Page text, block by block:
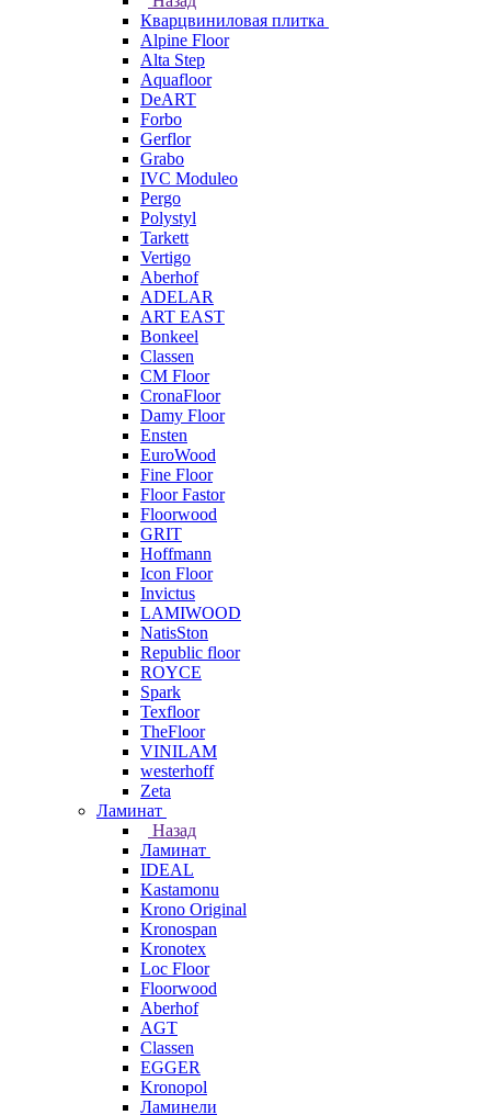
Кварцвиниловая плитка
Alpine Floor
Alta Step
Aquafloor
DeART
Forbo
Gerflor
Grabo
IVC Moduleo
Pergo
Polystyl
Tarkett
Vertigo
Aberhof
ADELAR
ART EAST
Bonkeel
Classen
CM Floor
CronaFloor
Damy Floor
Ensten
EuroWood
Fine Floor
Floor Fastor
Floorwood
GRIT
Hoffmann
Icon Floor
Invictus
LAMIWOOD
NatisSton
Republic floor
ROYCE
Spark
Texfloor
TheFloor
VINILAM
westerhoff
Zeta
Ламинат
Назад
Ламинат
IDEAL
Kastamonu
Krono Original
Kronospan
Kronotex
Loc Floor
Floorwood
Aberhof
AGT
Classen
EGGER
Kronopol
Ламинели